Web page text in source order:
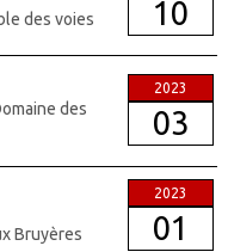
des voies 10
des
2023
03
Bruyères
2023
01